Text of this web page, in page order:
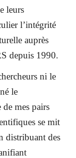
leurs
l’intégrité
auprès
depuis 1990.
ni le
le
mes pairs
se mit
distribuant des